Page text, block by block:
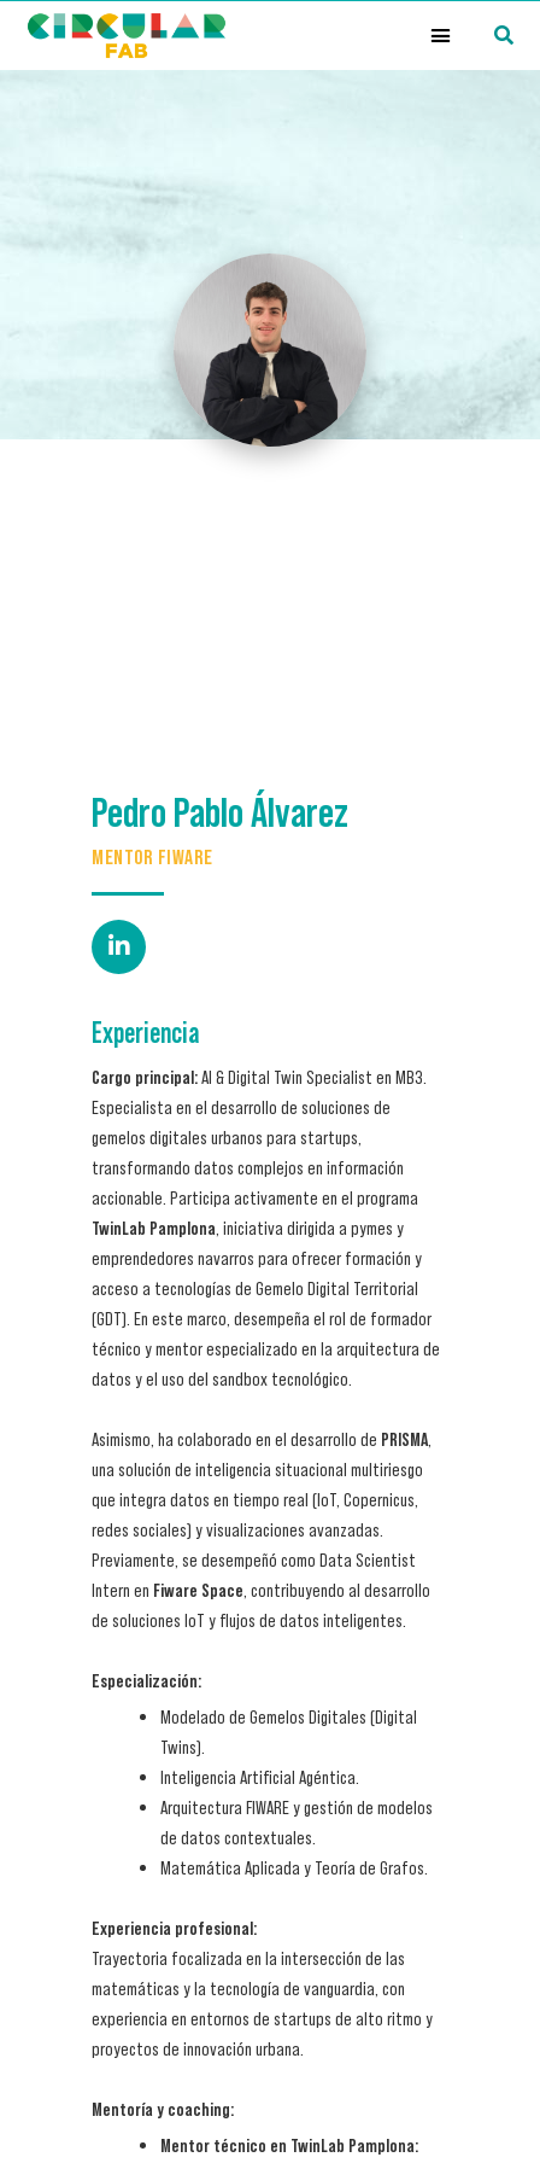
Pedro Pablo Álvarez
MENTOR FIWARE
Experiencia
Cargo principal:AI & Digital Twin Specialist en MB3.
Especialista en el desarrollo de soluciones de
gemelos digitales urbanos para startups,
transformando datos complejos en información
accionable. Participa activamente en el programa
TwinLab Pamplona , iniciativa dirigida a pymes y
emprendedores navarros para ofrecer formación y
acceso a tecnologías de Gemelo Digital Territorial
(GDT). En este marco, desempeña el rol de formador
técnico y mentor especializado en la arquitectura de
datos y el uso del sandbox tecnológico.
Asimismo, ha colaborado en el desarrollo de PRISMA
una solución de inteligencia situacional multiriesgo
que integra datos en tiempo real (IoT, Copernicus,
redes sociales) y visualizaciones avanzadas.
Previamente, se desempeñó como Data Scientist
Intern en Fiware Space , contribuyendo al desarrollo
de soluciones IoT y flujos de datos inteligentes.
Especialización:
Modelado de Gemelos Digitales (Digital
Twins).
Inteligencia Artificial Agéntica.
Arquitectura FIWARE y gestión de modelos
de datos contextuales.
Matemática Aplicada y Teoría de Grafos.
Experiencia profesional:
Trayectoria focalizada en la intersección de las
matemáticas y la tecnología de vanguardia, con
experiencia en entornos de startups de alto ritmo y
proyectos de innovación urbana.
Mentoría y coaching:
Mentor técnico en TwinLab Pamplona: